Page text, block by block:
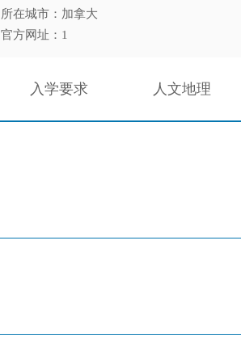
所在城市：加拿大
官方网址：1
入学要求 人文地理